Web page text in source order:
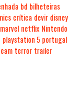
bd bilheteiras
crítica devir disney
marvel netflix Nintendo
playstation 5 portugal
terror trailer